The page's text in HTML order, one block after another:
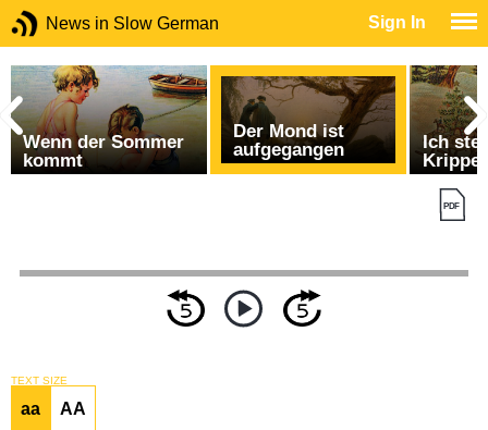
News in Slow German Sign In
Wenn der Sommer
kommt
Der Mond ist
aufgegangen
Ich
TEXT SIZE
aa AA